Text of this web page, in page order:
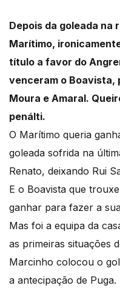
Depois da goleada na
Marítimo,
título a favor do
venceram o Boavista,
Moura e Amaral.
penálti.
O Marítimo queria
goleada sofrida na
Renato, deixando Rui
E o Boavista que
ganhar para fazer a
Mas foi a equipa da
as primeiras situações
Marcinho colocou o
a antecipação de Puga.